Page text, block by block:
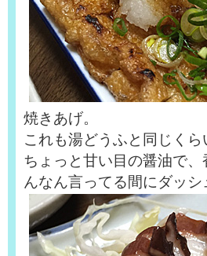
焼きあげ。
これも湯どうふと同じくら
ちょっと甘い目の醤油で
んなん言ってる間にダッ